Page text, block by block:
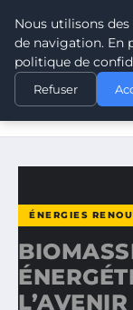
CLIMATE
ACCUEIL
BIOMASSE : UNE
ÉNERGIES
L’AVENIR
Nous utilisons
de navigation. En
politique de
Refuser